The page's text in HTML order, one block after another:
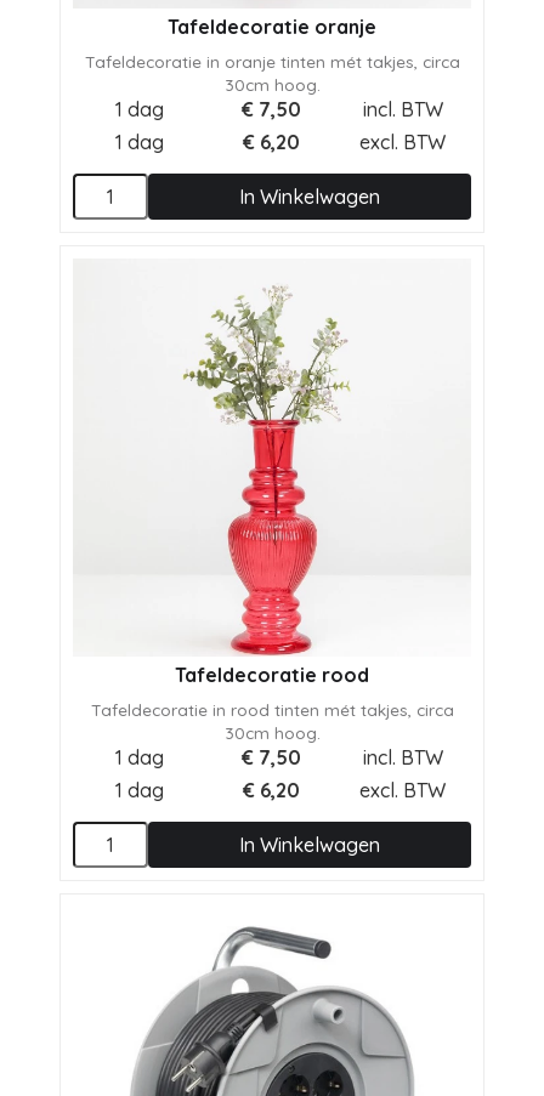
Tafeldecoratie oranje
Tafeldecoratie in oranje tinten mét takjes, circa
30cm hoog.
1 dag € 7,50
incl. BTW
1 dag
€ 6,20 excl. BTW
In Winkelwagen
Tafeldecoratie rood
Tafeldecoratie in rood tinten mét takjes, circa
30cm hoog.
1 dag € 7,50
incl. BTW
1 dag
€ 6,20 excl. BTW
In Winkelwagen